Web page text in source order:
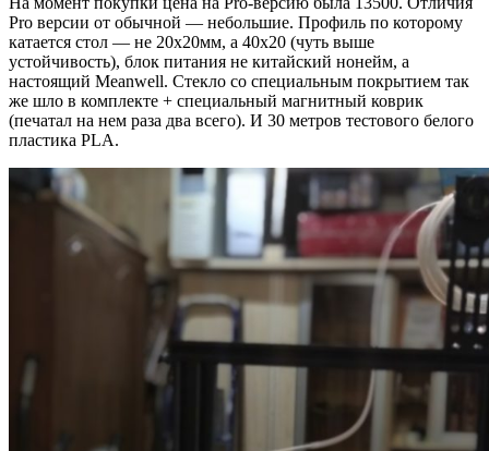
Pro версии от обычной — небольшие. Профиль по которому
катается стол — не 20х20мм, а 40х20 (чуть выше
устойчивость), блок питания не китайский нонейм, а
настоящий Meanwell. Стекло со специальным покрытием так
же шло в комплекте + специальный магнитный коврик
(печатал на нем раза два всего). И 30 метров тестового белого
пластика PLA.